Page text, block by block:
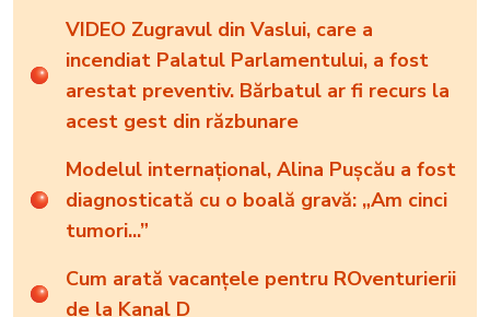
VIDEO Zugravul din Vaslui, care a
incendiat Palatul Parlamentului, a fost
arestat preventiv. Bărbatul ar fi recurs la
acest gest din răzbunare
Modelul internațional, Alina Pușcău a fost
diagnosticată cu o boală gravă: „Am cinci
tumori...”
Cum arată vacanțele pentru ROventurierii
de la Kanal D